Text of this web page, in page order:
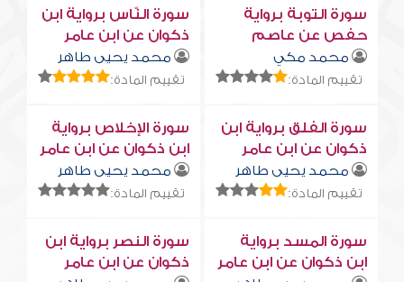
سورة التوبة برواية
حفص عن عاصم
محمد مكي
تقييم المادة:
سورة النّاس برواية ابن
ذكوان عن ابن عامر
محمد يحيى طاهر
تقييم المادة:
سورة الفلق برواية ابن
ذكوان عن ابن عامر
محمد يحيى طاهر
تقييم المادة:
سورة الإخلاص برواية
ابن ذكوان عن ابن عامر
محمد يحيى طاهر
تقييم المادة:
سورة المسد برواية
ابن ذكوان عن ابن عامر
سورة النصر برواية ابن
ذكوان عن ابن عامر